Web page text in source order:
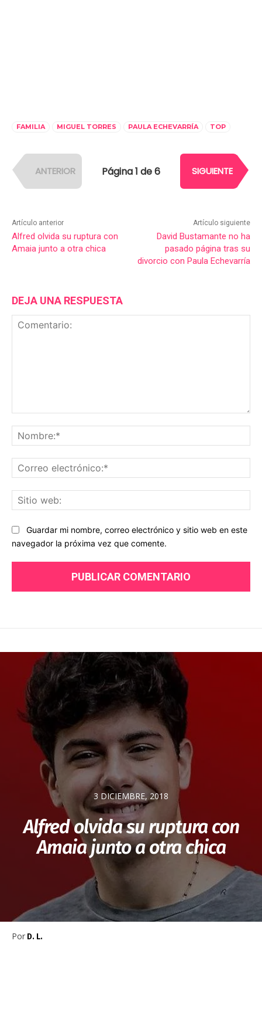
FAMILIA MIGUEL TORRES PAULA ECHEVARRÍA TOP
ANTERIOR Página 1 de 6 SIGUIENTE
Artículo anterior
Alfred olvida su ruptura con
Amaia junto a otra chica
Artículo siguiente
David Bustamante no ha
pasado página tras su
divorcio con Paula Echevarría
DEJA UNA RESPUESTA
Guardar mi nombre, correo electrónico y sitio web en este
navegador la próxima vez que comente.